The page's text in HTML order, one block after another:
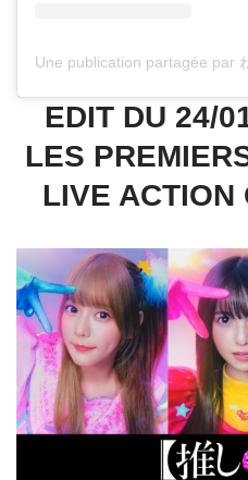
Une publication partagée par
EDIT DU 24/
LES
LIVE ACTION